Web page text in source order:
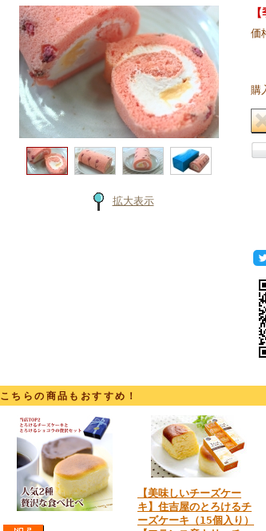
拡大表示
価
購
こちらの商品もおすすめ！
【美味しいチーズケー
キ】住吉屋のとろけるチ
ーズケーキ（15個入り）